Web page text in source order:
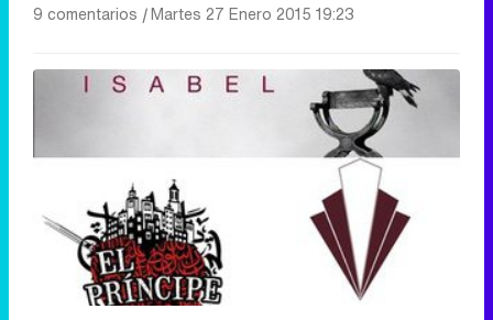
9 comentarios |Martes 27 Enero 2015 19:23